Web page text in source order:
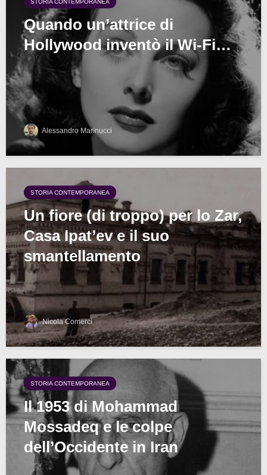
Quando un’attrice di
Hollywood inventò il Wi-Fi…
Alessandro Marinucci
STORIA CONTEMPORANEA
Un fiore (di troppo) per lo Zar,
Casa Ipat’ev e il suo
smantellamento
Nicola Comerci
STORIA CONTEMPORANEA
Il 1953 di Mohammad
Mossadeq e le colpe
dell’Occidente in Iran